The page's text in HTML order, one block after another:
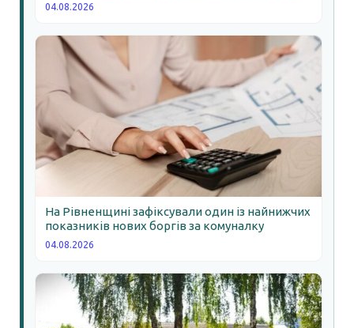
04.08.2026
На Рівненщині зафіксували один із найнижчих
показників нових боргів за комуналку
04.08.2026